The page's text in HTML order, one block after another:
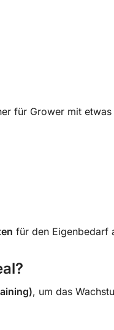
für Grower mit
für den Eigenbedarf
, um das